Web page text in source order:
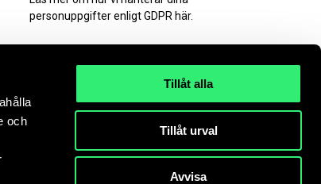
och
Tillåt alla
Tillåt urval
Avvisa
personuppgifter enligt GDPR här.
PRENUMERERA